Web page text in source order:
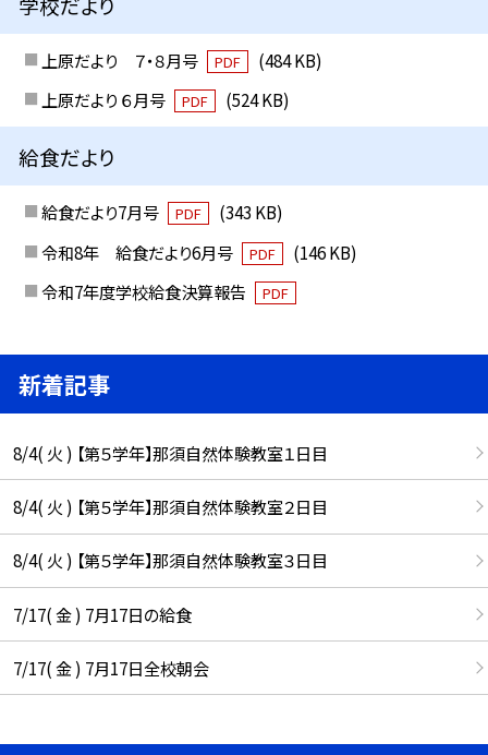
上原だより ７・８月号 PDF
(484 KB)
上原だより ６月号
PDF (524 KB)
給食だより
給食だより7月号 PDF
(343 KB)
令和8年 給食だより6月号
PDF
(146 KB)
令和7年度学校給食決算報告
PDF
新着記事
8/4( 火 ) 【第５学年】那須自然体験教室１日目
8/4( 火 ) 【第５学年】那須自然体験教室２日目
8/4( 火 ) 【第５学年】那須自然体験教室３日目
7/17( 金 ) 7月17日の給食
7/17( 金 ) 7月17日全校朝会